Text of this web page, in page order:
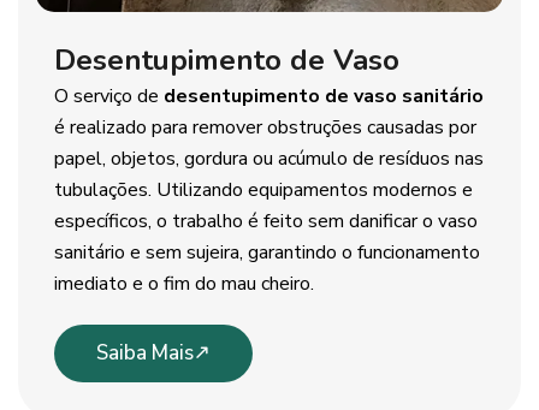
Desentupimento de Vaso
O serviço de desentupimento de vaso sanitário
é realizado para remover obstruções causadas por
papel, objetos, gordura ou acúmulo de resíduos nas
tubulações. Utilizando equipamentos modernos e
específicos, o trabalho é feito sem danificar o vaso
sanitário e sem sujeira, garantindo o funcionamento
imediato e o fim do mau cheiro.
Saiba Mais